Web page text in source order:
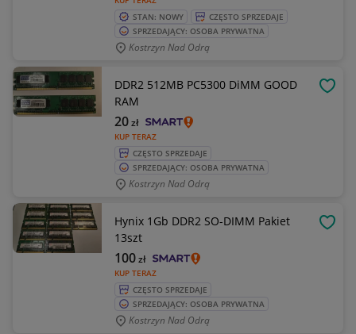
STAN: NOWY
CZĘSTO SPRZEDAJE
SPRZEDAJĄCY: OSOBA PRYWATNA
Kostrzyn Nad Odrą
DDR2 512MB PC5300 DiMM GOOD
RAM
KUP TERAZ
20zł
CZĘSTO SPRZEDAJE
SPRZEDAJĄCY: OSOBA PRYWATNA
Kostrzyn Nad Odrą
Hynix 1Gb DDR2 SO-DIMM Pakiet
13szt
KUP TERAZ
100zł
CZĘSTO SPRZEDAJE
SPRZEDAJĄCY: OSOBA PRYWATNA
Kostrzyn Nad Odrą